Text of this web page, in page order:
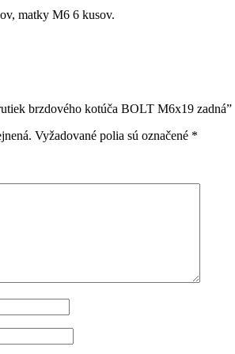
matky M6 6 kusov.
brzdového kotúča BOLT M6x19 zadná”
Vyžadované polia sú označené *